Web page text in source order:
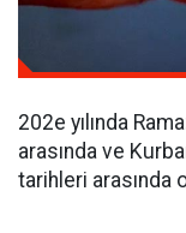
202e yılında
arasında ve
tarihleri arasında